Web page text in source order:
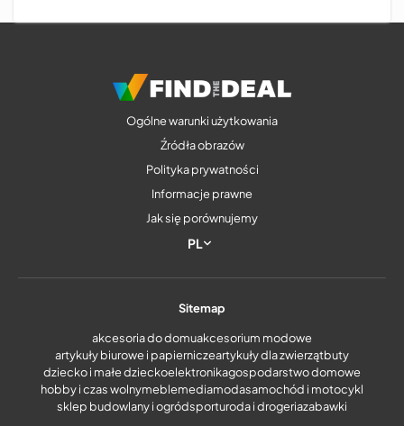
Ogólne warunki użytkowania
Źródła obrazów
Polityka prywatności
Informacje prawne
Jak się porównujemy
PL
Sitemap
akcesoria do domuakcesorium modowe
artykuły biurowe i papierniczeartykuły dla zwierzątbuty
dziecko i małe dzieckoelektronikagospodarstwo domowe
hobby i czas wolnymeblemediamodasamochód i motocykl
sklep budowlany i ogródsporturoda i drogeriazabawki